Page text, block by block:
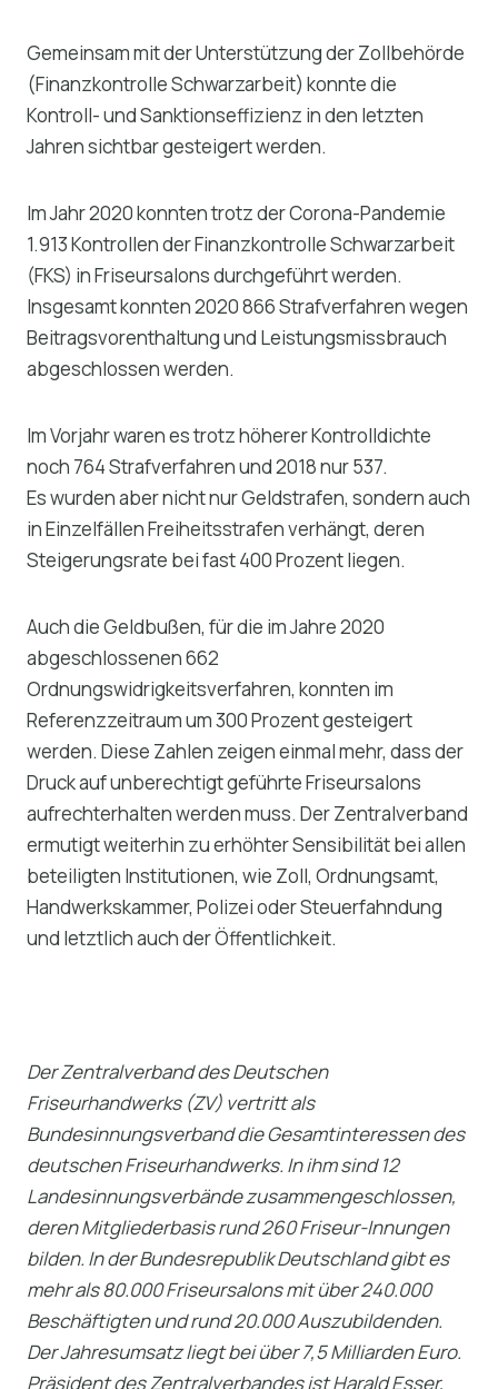
Gemeinsam mit der Unterstützung der Zollbehörde
(Finanzkontrolle Schwarzarbeit) konnte die
Kontroll- und Sanktionseffizienz in den letzten
Jahren sichtbar gesteigert werden.
Im Jahr 2020 konnten trotz der Corona-Pandemie
1.913 Kontrollen der Finanzkontrolle Schwarzarbeit
(FKS) in Friseursalons durchgeführt werden.
Insgesamt konnten 2020 866 Strafverfahren wegen
Beitragsvorenthaltung und Leistungsmissbrauch
abgeschlossen werden.
Im Vorjahr waren es trotz höherer Kontrolldichte
noch 764 Strafverfahren und 2018 nur 537.
Es wurden aber nicht nur Geldstrafen, sondern auch
in Einzelfällen Freiheitsstrafen verhängt, deren
Steigerungsrate bei fast 400 Prozent liegen.
Auch die Geldbußen, für die im Jahre 2020
abgeschlossenen 662
Ordnungswidrigkeitsverfahren, konnten im
Referenzzeitraum um 300 Prozent gesteigert
werden. Diese Zahlen zeigen einmal mehr, dass der
Druck auf unberechtigt geführte Friseursalons
aufrechterhalten werden muss. Der Zentralverband
ermutigt weiterhin zu erhöhter Sensibilität bei allen
beteiligten Institutionen, wie Zoll, Ordnungsamt,
Handwerkskammer, Polizei oder Steuerfahndung
und letztlich auch der Öffentlichkeit.
Der Zentralverband des Deutschen
Friseurhandwerks (ZV) vertritt als
Bundesinnungsverband die Gesamtinteressen des
deutschen Friseurhandwerks. In ihm sind 12
Landesinnungsverbände zusammengeschlossen,
deren Mitgliederbasis rund 260 Friseur-Innungen
bilden. In der Bundesrepublik Deutschland gibt es
mehr als 80.000 Friseursalons mit über 240.000
Beschäftigten und rund 20.000 Auszubildenden.
Der Jahresumsatz liegt bei über 7,5 Milliarden Euro.
Präsident des Zentralverbandes ist Harald Esser,